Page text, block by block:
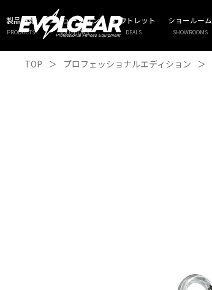
製品情報
PRODUCTS
ソリューション
SOLUTIONS
アウトレット
DEALS
ショールーム
SHOWROOMS
TOP ＞ プロフェッショナルエディション ＞